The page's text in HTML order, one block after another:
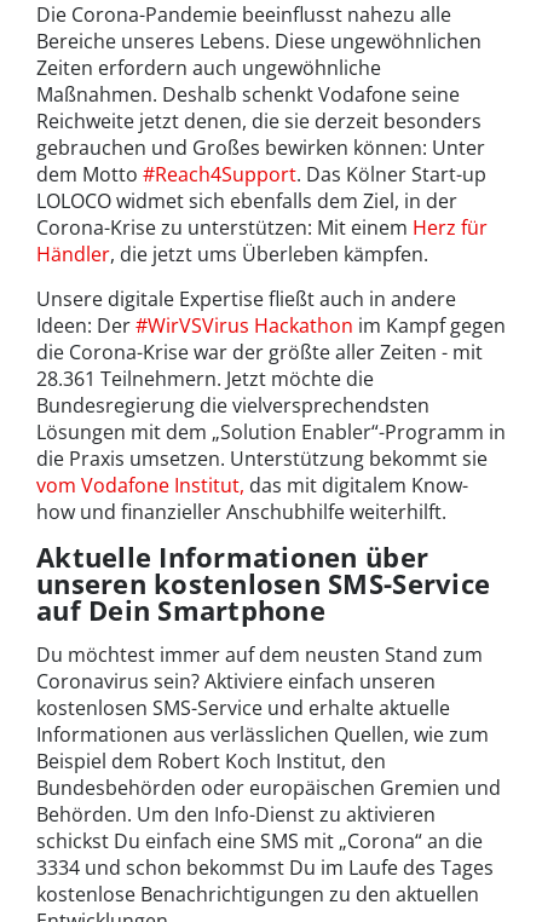
Die Corona-Pandemie beeinflusst nahezu alle
Bereiche unseres Lebens. Diese ungewöhnlichen
Zeiten erfordern auch ungewöhnliche
Maßnahmen. Deshalb schenkt Vodafone seine
Reichweite jetzt denen, die sie derzeit besonders
gebrauchen und Großes bewirken können: Unter
dem Motto #Reach4Support. Das Kölner Start-up
LOLOCO widmet sich ebenfalls dem Ziel, in der
Corona-Krise zu unterstützen: Mit einem Herz für
Händler, die jetzt ums Überleben kämpfen.
Unsere digitale Expertise fließt auch in andere
Ideen: Der#WirVSVirus Hackathon im Kampf gegen
die Corona-Krise war der größte aller Zeiten - mit
28.361 Teilnehmern. Jetzt möchte die
Bundesregierung die vielversprechendsten
Lösungen mit dem „Solution Enabler“-Programm in
die Praxis umsetzen. Unterstützung bekommt sie
vom Vodafone Institut, das mit digitalem Know-
how und finanzieller Anschubhilfe weiterhilft.
Aktuelle Informationen über
unseren kostenlosen SMS-Service
auf Dein Smartphone
Du möchtest immer auf dem neusten Stand zum
Coronavirus sein? Aktiviere einfach unseren
kostenlosen SMS-Service und erhalte aktuelle
Informationen aus verlässlichen Quellen, wie zum
Beispiel dem Robert Koch Institut, den
Bundesbehörden oder europäischen Gremien und
Behörden. Um den Info-Dienst zu aktivieren
schickst Du einfach eine SMS mit „Corona“ an die
3334 und schon bekommst Du im Laufe des Tages
kostenlose Benachrichtigungen zu den aktuellen